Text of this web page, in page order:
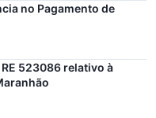
no Pagamento de
523086 relativo à